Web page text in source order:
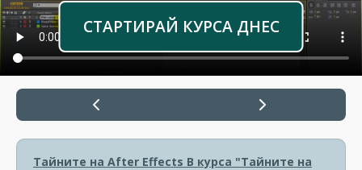
СТАРТИРАЙ КУРСА ДНЕС
Тайните на After Effects В курса "Тайните на